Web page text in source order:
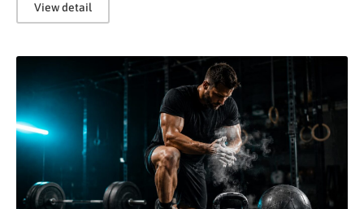
View detail